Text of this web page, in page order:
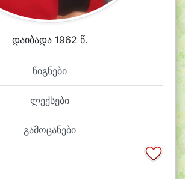
დაიბადა 1962 წ.
წიგნები
ლექსები
გამოცანები